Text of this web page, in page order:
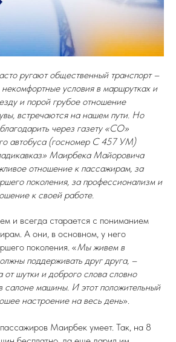
ругают общественный транспорт –
условия в маршрутках и
и порой грубое отношение
встречаются на нашем пути. Но
через газету «СО»
автобуса (госномер С 457 УМ)
Маирбека Майоровича
отношение к пассажирам, за
поколения, за профессионализм и
к своей работе.
и всегда старается с пониманием
А они, в основном, у него
поколения. «Мы живем в
поддерживать друг друга, –
от шутки и доброго слова словно
салоне машины. И этот положительный
настроение на весь день».
Маирбек умеет. Так, на 8